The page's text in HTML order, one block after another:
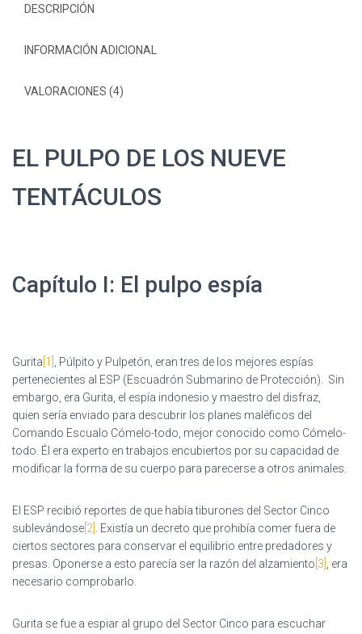
DESCRIPCIÓN
INFORMACIÓN ADICIONAL
VALORACIONES (4)
EL PULPO DE LOS NUEVE
TENTÁCULOS
Capítulo I: El pulpo espía
Gurita [1]
, Púlpito y Pulpetón, eran tres de los mejores espías
pertenecientes al ESP (Escuadrón Submarino de Protección). Sin
embargo, era Gurita, el espía indonesio y maestro del disfraz,
quien sería enviado para descubrir los planes maléficos del
Comando Escualo Cómelo-todo, mejor conocido como Cómelo-
todo. Él era experto en trabajos encubiertos por su capacidad de
modificar la forma de su cuerpo para parecerse a otros animales.
El ESP recibió reportes de que había tiburones del Sector Cinco
sublevándose [2]
. Existía un decreto que prohibía comer fuera de
ciertos sectores para conservar el equilibrio entre predadores y
presas. Oponerse a esto parecía ser la razón del alzamiento [3]
, era
necesario comprobarlo.
Gurita se fue a espiar al grupo del Sector Cinco para escuchar